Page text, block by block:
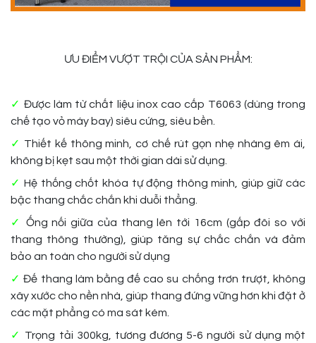
ƯU ĐIỂM VƯỢT TRỘI CỦA SẢN PHẨM:
✓ Được làm từ chất liệu inox cao cấp T6063 (dùng trong
chế tạo vỏ máy bay) siêu cứng, siêu bền.
✓ Thiết kế thông minh, cơ chế rút gọn nhẹ nhàng êm ái,
không bị kẹt sau một thời gian dài sử dụng.
✓ Hệ thống chốt khóa tự động thông minh, giúp giữ các
bậc thang chắc chắn khi duỗi thẳng.
✓
Ống nối giữa của thang lên tới 16cm (gấp đôi so với
thang thông thường), giúp tăng sự chắc chắn và đảm
bảo an toàn cho người sử dụng
✓ Đế thang làm bằng đế cao su chống trơn trượt, không
xây xước cho nền nhà, giúp thang đứng vững hơn khi đặt ở
các mặt phẳng có ma sát kém.
✓
Trọng tải 300kg, tương đương 5-6 người sử dụng một